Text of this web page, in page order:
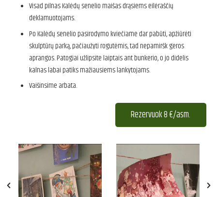
Visad pilnas Kalėdų senelio maišas drąsiems eilėraščių
deklamuotojams.
Po Kalėdų senelio pasirodymo kviečiame dar pabūti, apžiūrėti
skulptūrų parką, pačiaužyti rogutėmis, tad nepamiršk geros
aprangos. Patogiai užlipsite laiptais ant bunkerio, o jo didelis
kalnas labai patiks mažiausiems lankytojams.
Vaišinsime arbata.
Rezervuok 8 €/asm.